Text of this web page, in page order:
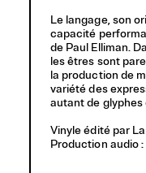
Le langage, son
capacité
de Paul Elliman.
les êtres sont
la production de
variété des
autant de
Vinyle édité par
Production audio